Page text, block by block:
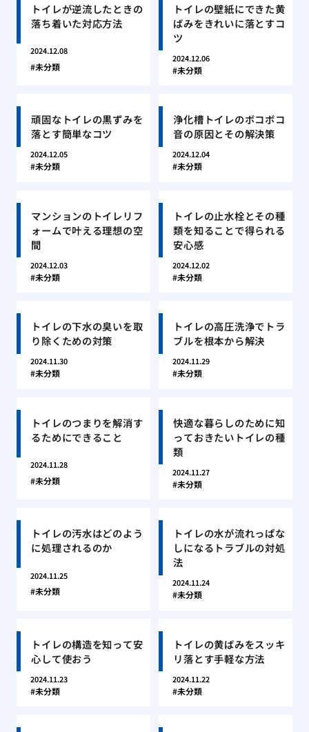
トイレが逆流したときの
落ち着いた対応方法
2024.12.08
未分類
トイレの壁紙にできた黄
ばみをきれいに落とすコ
ツ
2024.12.06
未分類
頑固なトイレの黒ずみを
落とす簡単なコツ
2024.12.05
未分類
浄化槽トイレのボコボコ
音の原因とその解決策
2024.12.04
未分類
マンションのトイレリフ
ォームで叶える理想の空
間
2024.12.03
未分類
トイレの止水栓とその種
類を知ることで得られる
安心感
2024.12.02
未分類
トイレの下水の臭いを取
り除くための対策
2024.11.30
未分類
トイレの高圧洗浄でトラ
ブルを根本から解決
2024.11.29
未分類
トイレのつまりを解消す
るためにできること
2024.11.28
未分類
快適な暮らしのために知
っておきたいトイレの種
類
2024.11.27
未分類
トイレの汚水はどのよう
に処理されるのか
2024.11.25
未分類
トイレの水が流れっぱな
しになるトラブルの対処
法
2024.11.24
未分類
トイレの構造を知って安
心して使おう
2024.11.23
未分類
トイレの黄ばみをスッキ
リ落とす手軽な方法
2024.11.22
未分類